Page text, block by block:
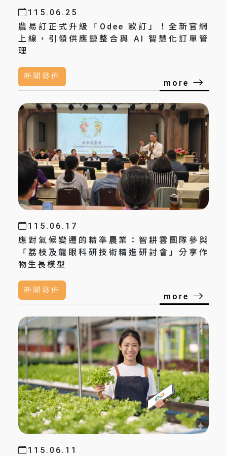
115.06.25
農易訂正式升級「Odee 歐訂」！全新官網
上線，引領供應鏈整合與 AI 智慧化訂單管
理
新聞發佈
more
115.06.17
應對氣候變遷的精準農業：智耕雲團隊參與
「荔枝及龍眼科研技術精進研討會」分享作
物生長模型
新聞發佈
more
115.06.11